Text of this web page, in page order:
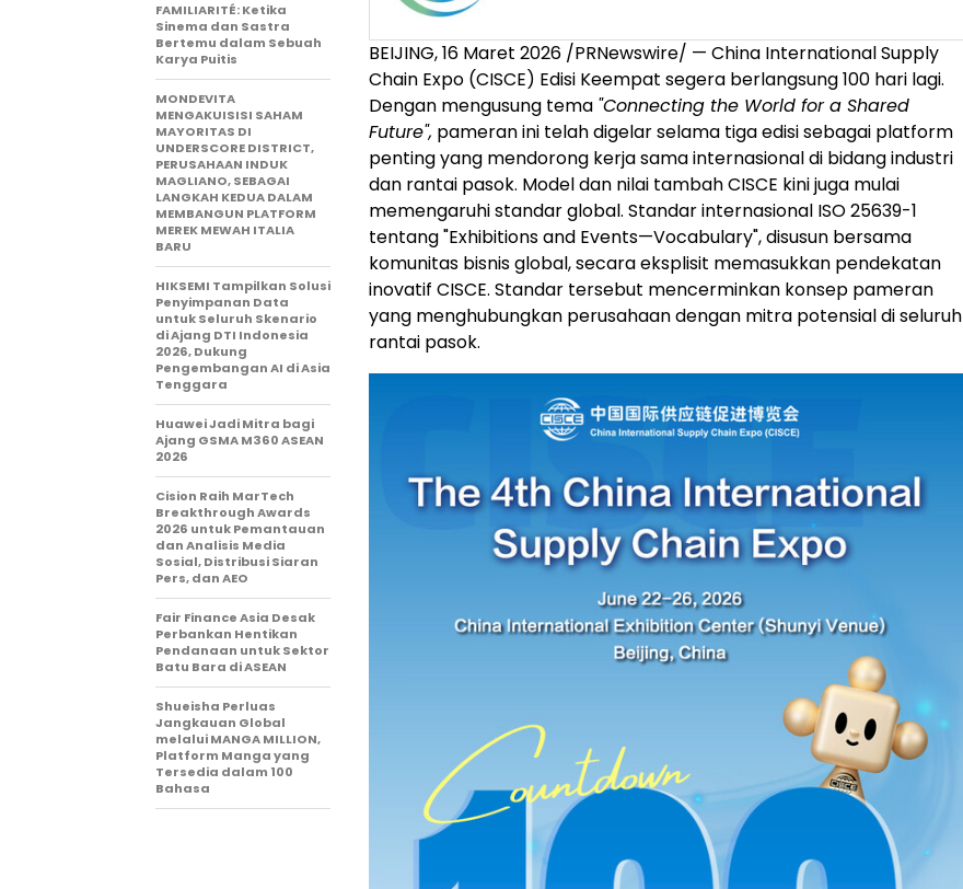
BEIJING, 16 Maret 2026 /PRNewswire/ — China International Supply
Chain Expo (CISCE) Edisi Keempat segera berlangsung 100 hari lagi.
Dengan mengusung tema "Connecting the World for a Shared
Future", pameran ini telah digelar selama tiga edisi sebagai platform
penting yang mendorong kerja sama internasional di bidang industri
dan rantai pasok. Model dan nilai tambah CISCE kini juga mulai
memengaruhi standar global. Standar internasional ISO 25639-1
tentang "Exhibitions and Events—Vocabulary", disusun bersama
komunitas bisnis global, secara eksplisit memasukkan pendekatan
inovatif CISCE. Standar tersebut mencerminkan konsep pameran
yang menghubungkan perusahaan dengan mitra potensial di seluruh
rantai pasok.
FAMILIARITÉ: Ketika
Sinema dan Sastra
Bertemu dalam Sebuah
Karya Puitis
MONDEVITA
MENGAKUISISI SAHAM
MAYORITAS DI
UNDERSCORE DISTRICT,
PERUSAHAAN INDUK
MAGLIANO, SEBAGAI
LANGKAH KEDUA DALAM
MEMBANGUN PLATFORM
MEREK MEWAH ITALIA
BARU
HIKSEMI Tampilkan Solusi
Penyimpanan Data
untuk Seluruh Skenario
di Ajang DTI Indonesia
2026, Dukung
Pengembangan AI di Asia
Tenggara
Huawei Jadi Mitra bagi
Ajang GSMA M360 ASEAN
2026
Cision Raih MarTech
Breakthrough Awards
2026 untuk Pemantauan
dan Analisis Media
Sosial, Distribusi Siaran
Pers, dan AEO
Fair Finance Asia Desak
Perbankan Hentikan
Pendanaan untuk Sektor
Batu Bara di ASEAN
Shueisha Perluas
Jangkauan Global
melalui MANGA MILLION,
Platform Manga yang
Tersedia dalam 100
Bahasa